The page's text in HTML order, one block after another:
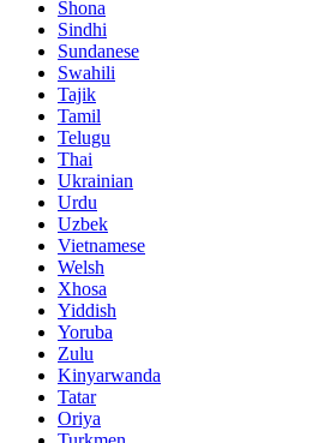
Shona
Sindhi
Sundanese
Swahili
Tajik
Tamil
Telugu
Thai
Ukrainian
Urdu
Uzbek
Vietnamese
Welsh
Xhosa
Yiddish
Yoruba
Zulu
Kinyarwanda
Tatar
Oriya